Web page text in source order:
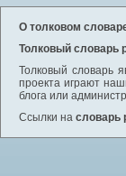
О толковом
Толковый словарь
Толковый словарь
проекта играют
блога или
Ссылки на словарь